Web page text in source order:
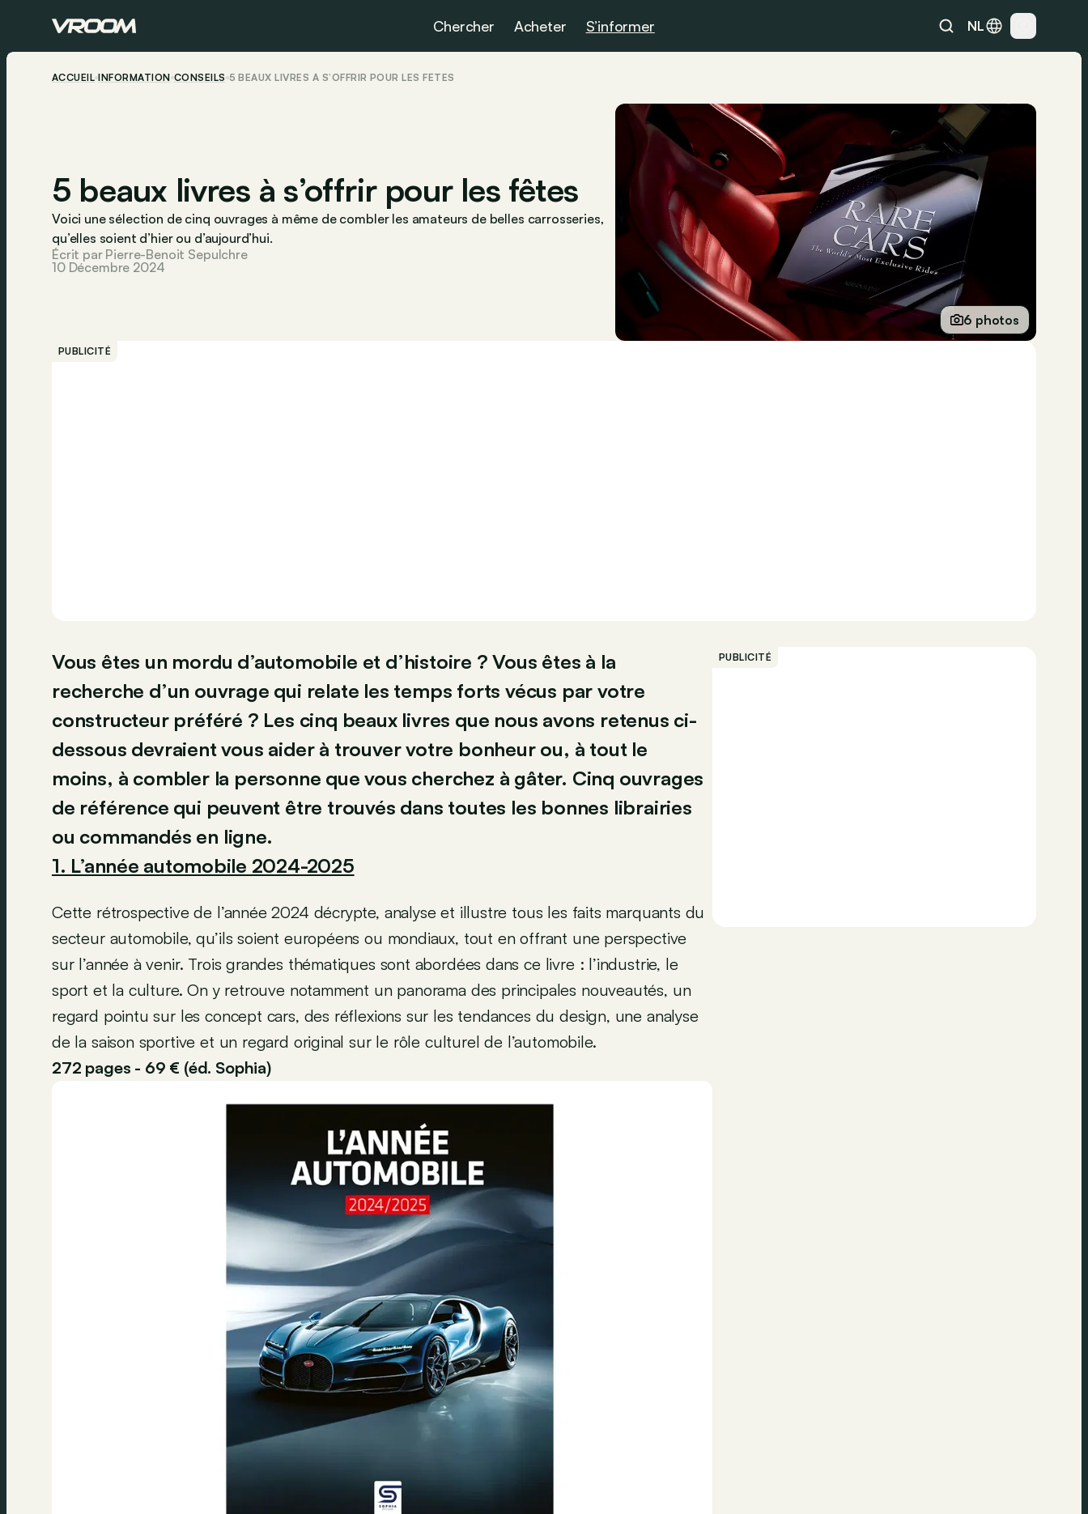
Chercher Acheter S’informer NL
ACCUEIL INFORMATION CONSEILS 5 BEAUX LIVRES À S’OFFRIR POUR LES FÊTES
5 beaux livres à s’offrir pour les fêtes
Voici une sélection de cinq ouvrages à même de combler les amateurs de belles carrosseries,
qu’elles soient d’hier ou d’aujourd’hui.
Écrit par Pierre-Benoit Sepulchre
10 Décembre 2024
6 photos
PUBLICITÉ
Vous êtes un mordu d’automobile et d’histoire ? Vous êtes à la
recherche d’un ouvrage qui relate les temps forts vécus par votre
constructeur préféré ? Les cinq beaux livres que nous avons retenus ci-
dessous devraient vous aider à trouver votre bonheur ou, à tout le
moins, à combler la personne que vous cherchez à gâter. Cinq ouvrages
de référence qui peuvent être trouvés dans toutes les bonnes librairies
ou commandés en ligne.
1. L’année automobile 2024-2025
Cette rétrospective de l’année 2024 décrypte, analyse et illustre tous les faits marquants du
secteur automobile, qu’ils soient européens ou mondiaux, tout en offrant une perspective
sur l’année à venir. Trois grandes thématiques sont abordées dans ce livre : l’industrie, le
sport et la culture. On y retrouve notamment un panorama des principales nouveautés, un
regard pointu sur les concept cars, des réflexions sur les tendances du design, une analyse
de la saison sportive et un regard original sur le rôle culturel de l’automobile.
272 pages - 69 € (éd. Sophia)
PUBLICITÉ